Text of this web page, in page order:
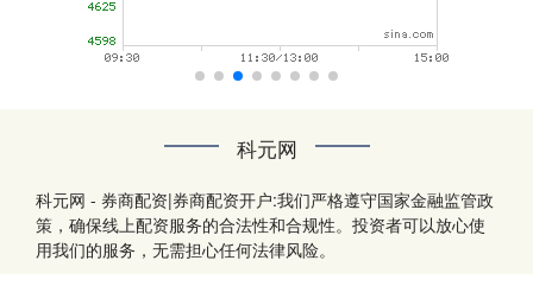
科元网
科元网 - 券商配资|券商配资开户:我们严格遵守国家金融监管政
策，确保线上配资服务的合法性和合规性。投资者可以放心使
用我们的服务，无需担心任何法律风险。